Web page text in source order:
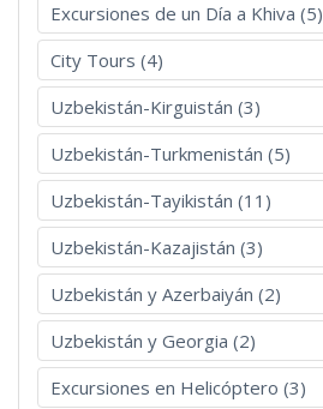
Excursiones de un Día a Khiva (5)
City Tours (4)
Uzbekistán-Kirguistán (3)
Uzbekistán-Turkmenistán (5)
Uzbekistán-Tayikistán (11)
Uzbekistán-Kazajistán (3)
Uzbekistán y Azerbaiyán (2)
Uzbekistán y Georgia (2)
Excursiones en Helicóptero (3)